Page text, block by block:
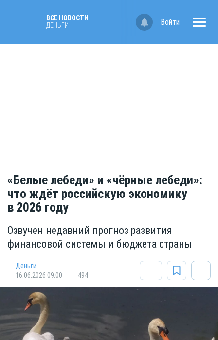
ВСЕ НОВОСТИ
ДЕНЬГИ
Войти
«Белые лебеди» и «чёрные лебеди»:
что ждёт российскую экономику
в 2026 году
Озвучен недавний прогноз развития
финансовой системы и бюджета страны
Деньги
16.06.2026 09:00
494